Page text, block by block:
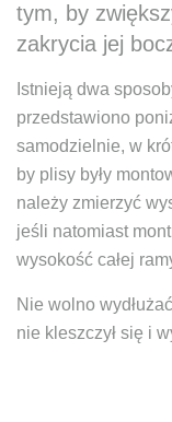
tym, by
zakrycia jej
Istnieją dwa
przedstawiono
samodzielnie, w
by plisy były
należy zmierzyć
jeśli natomiast
wysokość całej
Nie wolno
nie kleszczył się i